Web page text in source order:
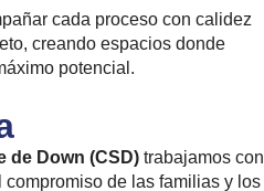
cada proceso con calidez
creando espacios donde
potencial.
de Down (CSD) trabajamos con
de las familias y los